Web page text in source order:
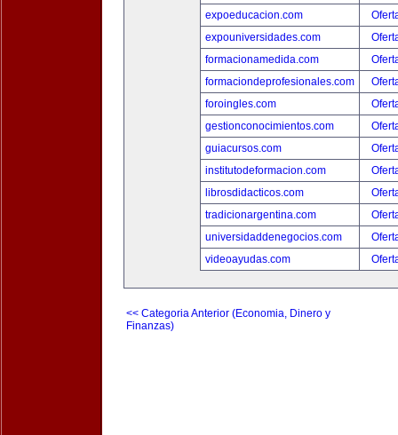
expoeducacion.com
expouniversidades.com
formacionamedida.com
formaciondeprofesionales.com
foroingles.com
gestionconocimientos.com
guiacursos.com
institutodeformacion.com
librosdidacticos.com
tradicionargentina.com
universidaddenegocios.com
videoayudas.com
<< Categoria Anterior (Economia, Dinero y
Finanzas)